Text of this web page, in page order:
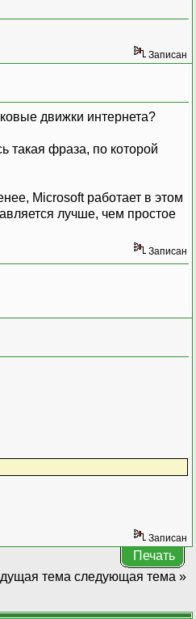
Записан
движки интернета?
такая фраза, по которой
Microsoft работает в этом
лучше, чем простое
Записан
Записан
Печать
тема следующая тема »